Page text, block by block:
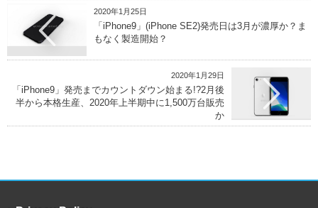
2020年1月25日
「iPhone9」(iPhone SE2)発売日は3月が濃厚か？ま
もなく製造開始？
2020年1月29日
「iPhone9」発売までカウントダウン始まる!?2月後
半から本格生産、2020年上半期中に1,500万台販売
か